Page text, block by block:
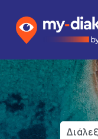
Βρες αυτό